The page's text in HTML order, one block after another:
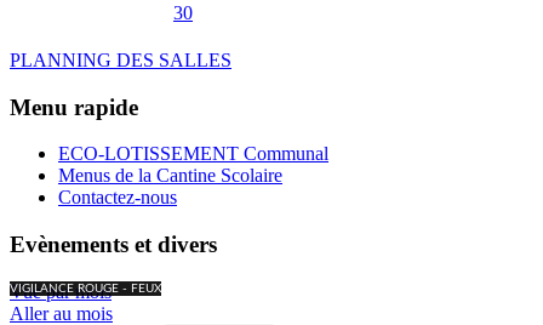
30
PLANNING DES SALLES
Menu rapide
ECO-LOTISSEMENT Communal
Menus de la Cantine Scolaire
Contactez-nous
Evènements et divers
VIGILANCE ROUGE - FEUX
Vue par mois
Aller au mois